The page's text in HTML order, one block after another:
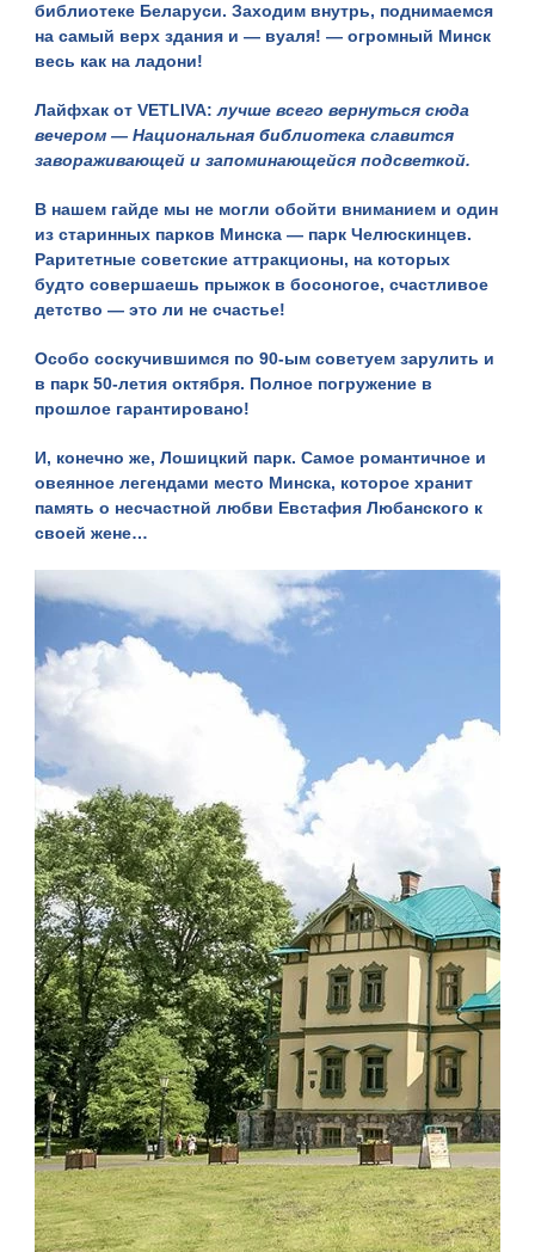
библиотеке Беларуси. Заходим внутрь, поднимаемся
на самый верх здания и — вуаля! — огромный Минск
весь как на ладони!
Лайфхак от VETLIVA: лучше всего вернуться сюда
вечером — Национальная библиотека славится
завораживающей и запоминающейся подсветкой.
В нашем гайде мы не могли обойти вниманием и один
из старинных парков Минска — парк Челюскинцев.
Раритетные советские аттракционы, на которых
будто совершаешь прыжок в босоногое, счастливое
детство — это ли не счастье!
Особо соскучившимся по 90-ым советуем зарулить и
в парк 50-летия октября. Полное погружение в
прошлое гарантировано!
И, конечно же, Лошицкий парк. Самое романтичное и
овеянное легендами место Минска, которое хранит
память о несчастной любви Евстафия Любанского к
своей жене…